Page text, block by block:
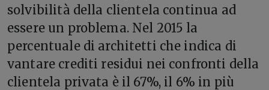
solvibilità della clientela continua ad
essere un problema. Nel 2015 la
percentuale di architetti che indica di
vantare crediti residui nei confronti della
clientela privata è il 67%, il 6% in più